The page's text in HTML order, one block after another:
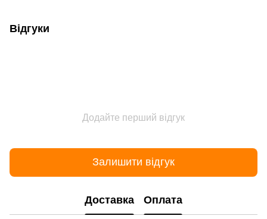
Відгуки
Додайте перший відгук
Залишити відгук
Доставка Оплата